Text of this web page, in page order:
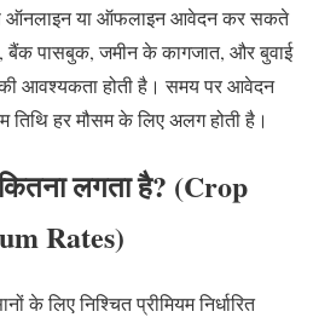
ऑनलाइन या ऑफलाइन आवेदन कर सकते
पासबुक, जमीन के कागजात, और बुवाई
आवश्यकता होती है। समय पर आवेदन
तिथि हर मौसम के लिए अलग होती है।
लगता है? (Crop
Rates)
लिए निश्चित प्रीमियम निर्धारित